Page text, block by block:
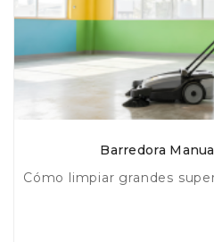
Barredora
Cómo limpiar grandes